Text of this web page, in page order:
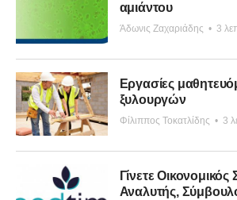
αμιάντου
Άδωνις Ζαχαριάδης • 3
Εργασίες
ξυλουργών
Φίλιππος Τοκατλίδης • 3
Γίνετε
Αναλυτής,